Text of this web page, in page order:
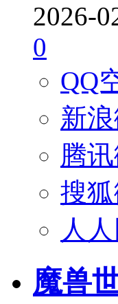
2026-
0
QQ
新
腾
搜
人
魔兽